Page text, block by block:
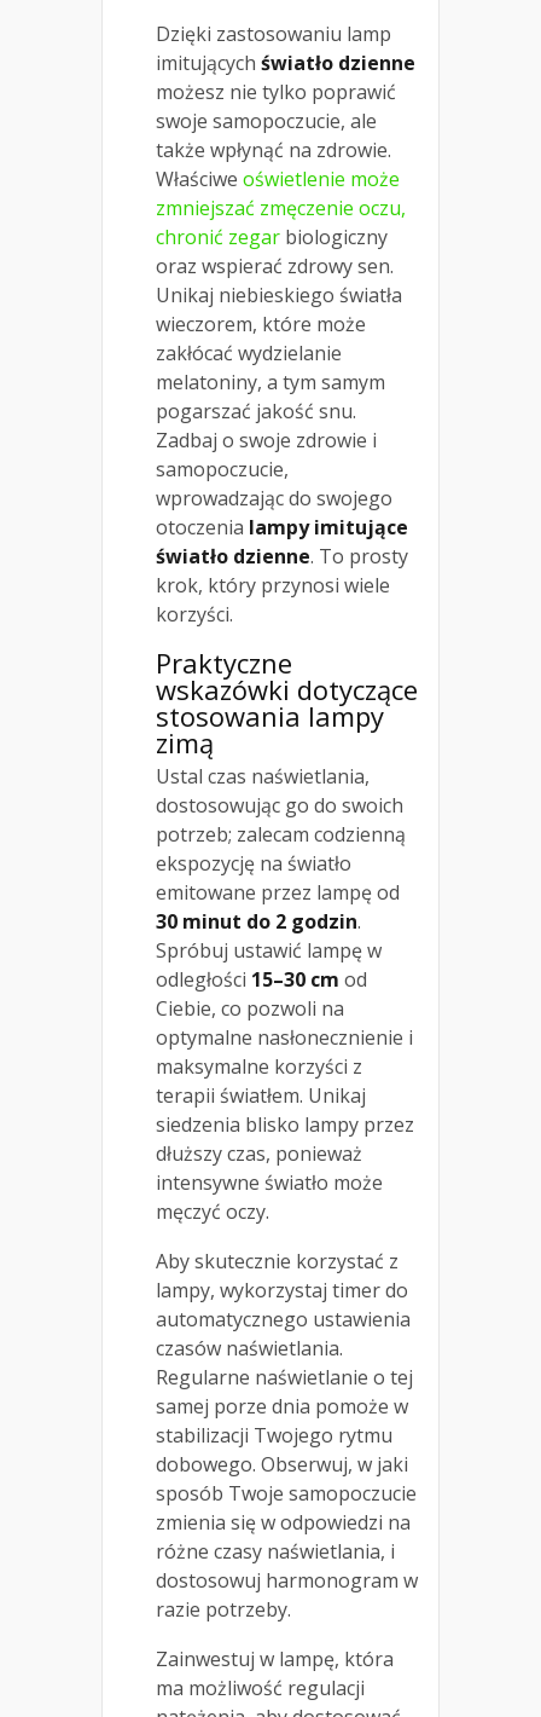
Dzięki zastosowaniu lamp
imitujących światło dzienne
możesz nie tylko poprawić
swoje samopoczucie, ale
także wpłynąć na zdrowie.
Właściwe oświetlenie może
zmniejszać zmęczenie oczu,
chronić zegar biologiczny
oraz wspierać zdrowy sen.
Unikaj niebieskiego światła
wieczorem, które może
zakłócać wydzielanie
melatoniny, a tym samym
pogarszać jakość snu.
Zadbaj o swoje zdrowie i
samopoczucie,
wprowadzając do swojego
otoczenia lampy imitujące
światło dzienne. To prosty
krok, który przynosi wiele
korzyści.
Praktyczne
wskazówki dotyczące
stosowania lampy
zimą
Ustal czas naświetlania,
dostosowując go do swoich
potrzeb; zalecam codzienną
ekspozycję na światło
emitowane przez lampę od
30 minut do 2 godzin.
Spróbuj ustawić lampę w
odległości 15–30 cm od
Ciebie, co pozwoli na
optymalne nasłonecznienie i
maksymalne korzyści z
terapii światłem. Unikaj
siedzenia blisko lampy przez
dłuższy czas, ponieważ
intensywne światło może
męczyć oczy.
Aby skutecznie korzystać z
lampy, wykorzystaj timer do
automatycznego ustawienia
czasów naświetlania.
Regularne naświetlanie o tej
samej porze dnia pomoże w
stabilizacji Twojego rytmu
dobowego. Obserwuj, w jaki
sposób Twoje samopoczucie
zmienia się w odpowiedzi na
różne czasy naświetlania, i
dostosowuj harmonogram w
razie potrzeby.
Zainwestuj w lampę, która
ma możliwość regulacji